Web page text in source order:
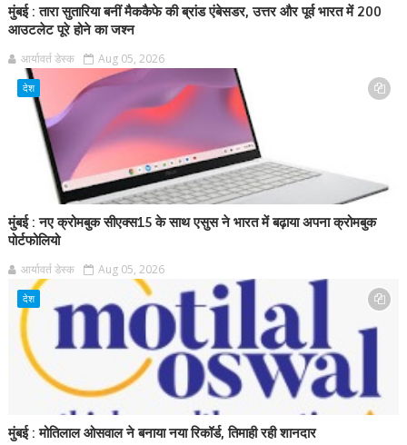
मुंबई : तारा सुतारिया बनीं मैककैफे की ब्रांड एंबेसडर, उत्तर और पूर्व भारत में 200
आउटलेट पूरे होने का जश्न
आर्यावर्त डेस्क Aug 05, 2026
देश
मुंबई : नए क्रोमबुक सीएक्स15 के साथ एसुस ने भारत में बढ़ाया अपना क्रोमबुक
पोर्टफोलियो
आर्यावर्त डेस्क Aug 05, 2026
देश
मुंबई : मोतिलाल ओसवाल ने बनाया नया रिकॉर्ड, तिमाही रही शानदार